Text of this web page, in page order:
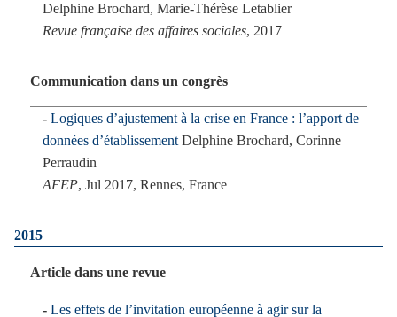
Delphine Brochard, Marie-Thérèse Letablier
Revue française des affaires sociales, 2017
Communication dans un congrès
Logiques d’ajustement à la crise en France : l’apport de
données d’établissement Delphine Brochard, Corinne
Perraudin
AFEP, Jul 2017, Rennes, France
2015
Article dans une revue
Les effets de l’invitation européenne à agir sur la